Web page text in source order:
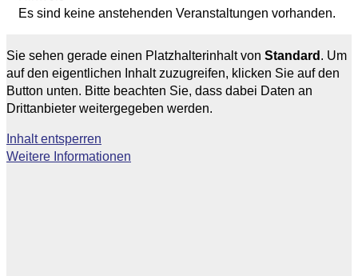
Es sind keine anstehenden Veranstaltungen vorhanden.
Sie sehen gerade einen Platzhalterinhalt von Standard . Um
auf den eigentlichen Inhalt zuzugreifen, klicken Sie auf den
Button unten. Bitte beachten Sie, dass dabei Daten an
Drittanbieter weitergegeben werden.
Inhalt entsperren
Weitere Informationen